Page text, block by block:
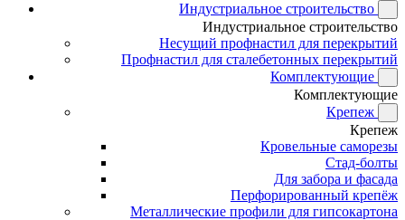
Индустриальное строительство
Индустриальное строительство
Несущий профнастил для перекрытий
Профнастил для сталебетонных перекрытий
Комплектующие
Комплектующие
Крепеж
Крепеж
Кровельные саморезы
Стад-болты
Для забора и фасада
Перфорированный крепёж
Металлические профили для гипсокартона